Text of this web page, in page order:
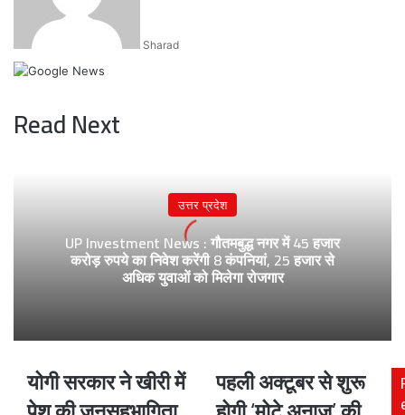
Sharad
Read Next
उत्तर प्रदेश
UP Investment News : गौतमबुद्ध नगर में 45 हजार
करोड़ रुपये का निवेश करेंगी 8 कंपनियां, 25 हजार से
अधिक युवाओं को मिलेगा रोजगार
योगी
योगी सरकार ने खीरी में
पहली
अक्टूबर
पहली अक्टूबर से शुरू